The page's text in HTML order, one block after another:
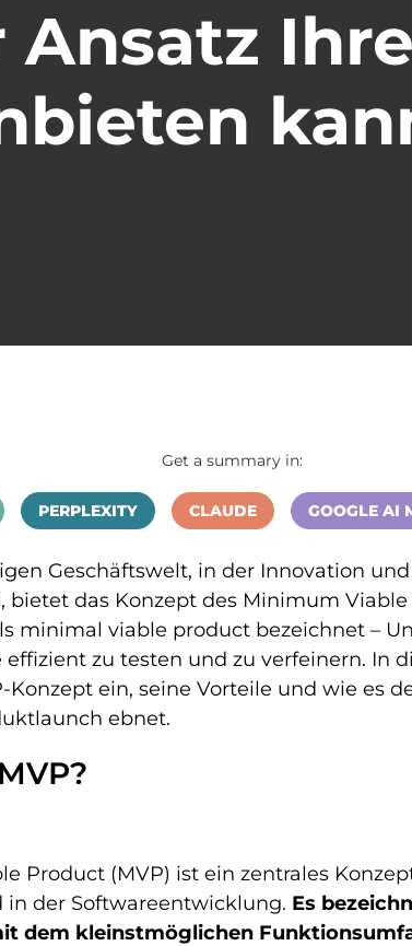
Ansatz
Get a summary in:
PERPLEXITY CLAUDE GOOGLE AI
Geschäftswelt, in der Innovation
bietet das Konzept des Minimum Viable
minimal viable product bezeichnet –
effizient zu testen und zu verfeinern. In
Konzept ein, seine Vorteile und wie es
ebnet.
Product (MVP) ist ein zentrales
in der Softwareentwicklung. Es
dem kleinstmöglichen